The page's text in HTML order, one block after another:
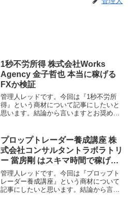
1秒不労所得 株式会社Works
Agency 金子哲也 本当に稼げる
FXか検証
管理人レッドです。今回は『1秒不労所
得』という商材について記事にしたいと
思います。結論から言いますとお奨めで
法に基づく表示販売業者株式会社Works
Agency運営責...
プロップトレーダー養成講座 株
式会社コンサルタントラボラトリ
ー 當房剛 はスキマ時間で稼げる
の？
管理人レッドです。今回は『プロップト
レーダー養成講座』という商材について
記事にしたいと思います。結論から言い